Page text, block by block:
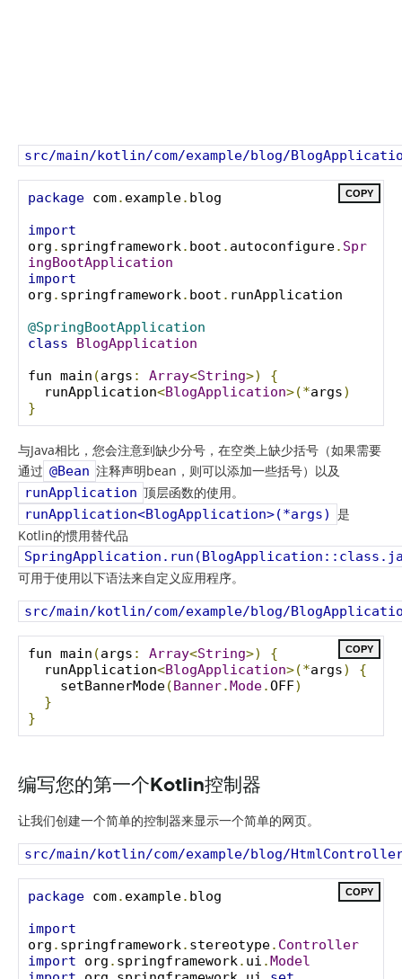
src/main/kotlin/com/example/blog/
package com. example. blog
import
org . springframework. boot . autoconfigure. Spr
ingBootApplication
import
org . springframework. boot . runApplication
@SpringBootApplication
class
BlogApplication
fun main (args : Array<String>)
{
  runApplication
<BlogApplication>(*args)
}
COPY
与Java相比，您会注意到缺少分号，在空类上缺少括号（如果需要
通过 @Bean 注释声明bean，则可以添加一些括号）以及
runApplication 顶层函数的使用。
runApplication<BlogApplication>(*args) 是
Kotlin的惯用替代品
可用于使用以下语法来自定义应用程序。
src/main/kotlin/com/example/blog/
fun main (args : Array<String>)
{
  runApplication
<BlogApplication>(*args)
{
    setBannerMode
(Banner.Mode.OFF)
}
}
COPY
编写您的第一个Kotlin控制器
让我们创建一个简单的控制器来显示一个简单的网页。
src/main/kotlin/com/example/blog/
package com. example. blog
import
org . springframework. stereotype. Controller
import org . springframework. ui .Model
COPY